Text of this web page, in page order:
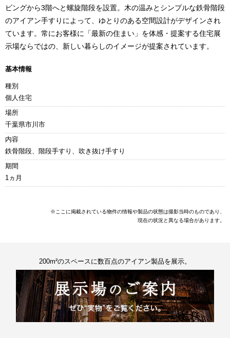
ビングから3階へと螺旋階段を設置。木の温みとシンプルな鉄骨階段
のアイアン手すりによって、ゆとりのある空間設計がデザインされ
ています。常にお客様に「最新の住まい」を体感・提案する住宅展
示場ならではの、新しい暮らしのイメージが提案されています。
基本情報
種別
個人住宅
場所
千葉県市川市
内容
鉄骨階段、階段手すり、吹き抜け手すり
期間
1ヵ月
※ここに掲載されている物件の情報や製品の状態は撮影当時のものであり、
現在の状況と異なる場合があります。
200m²のスペースに数百点のアイアン製品を展示。